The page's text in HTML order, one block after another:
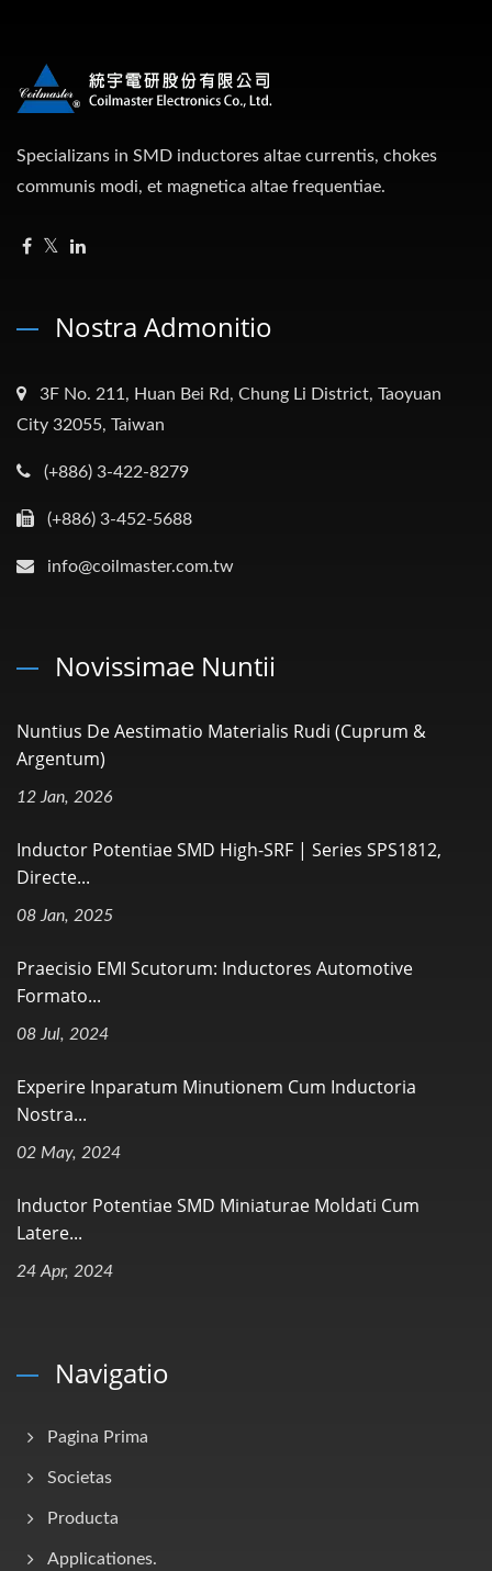
Specializans in SMD inductores altae currentis, chokes
communis modi, et magnetica altae frequentiae.
Nostra Admonitio
3F No. 211, Huan Bei Rd, Chung Li District, Taoyuan
City 32055, Taiwan
(+886) 3-422-8279
(+886) 3-452-5688
info@coilmaster.com.tw
Novissimae Nuntii
Nuntius De Aestimatio Materialis Rudi (Cuprum &
Argentum)
12 Jan, 2026
Inductor Potentiae SMD High-SRF | Series SPS1812,
Directe...
08 Jan, 2025
Praecisio EMI Scutorum: Inductores Automotive
Formato...
08 Jul, 2024
Experire Inparatum Minutionem Cum Inductoria
Nostra...
02 May, 2024
Inductor Potentiae SMD Miniaturae Moldati Cum
Latere...
24 Apr, 2024
Navigatio
Pagina Prima
Societas
Producta
Applicationes.